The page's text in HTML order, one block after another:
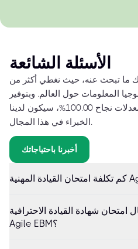
الأسئلة الشائعة
ما تبحث عنه، حيث نغطي أكثر من
المعلومات حول العالم. وبتوفير
خدمات الامتحانات بالوكالة مع معدلات نجاح 100.00%، سيكون لدينا
الخبراء في هذا المجال.
أخبرنا باحتياجاتك
امتحان شهادة القيادة الاحترافية
Agile EBM؟